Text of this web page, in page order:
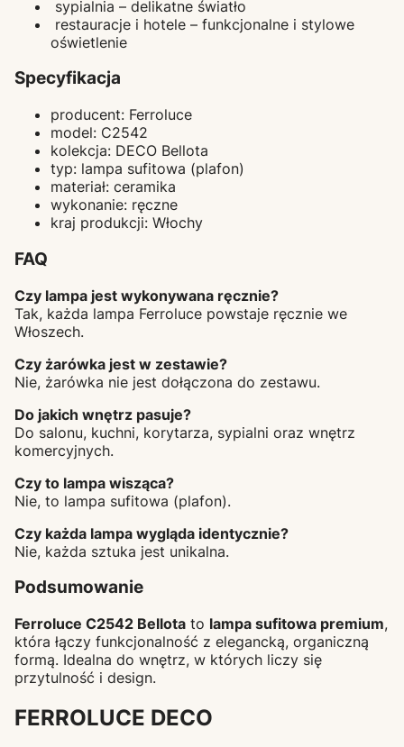
sypialnia – delikatne światło
restauracje i hotele – funkcjonalne i stylowe
oświetlenie
Specyfikacja
producent: Ferroluce
model: C2542
kolekcja: DECO Bellota
typ: lampa sufitowa (plafon)
materiał: ceramika
wykonanie: ręczne
kraj produkcji: Włochy
FAQ
Czy lampa jest wykonywana ręcznie?
Tak, każda lampa Ferroluce powstaje ręcznie we
Włoszech.
Czy żarówka jest w zestawie?
Nie, żarówka nie jest dołączona do zestawu.
Do jakich wnętrz pasuje?
Do salonu, kuchni, korytarza, sypialni oraz wnętrz
komercyjnych.
Czy to lampa wisząca?
Nie, to lampa sufitowa (plafon).
Czy każda lampa wygląda identycznie?
Nie, każda sztuka jest unikalna.
Podsumowanie
Ferroluce C2542 Bellota to lampa sufitowa premium,
która łączy funkcjonalność z elegancką, organiczną
formą. Idealna do wnętrz, w których liczy się
przytulność i design.
FERROLUCE DECO